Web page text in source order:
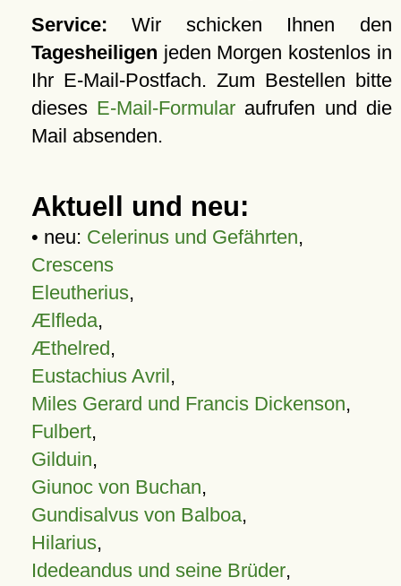
Service: Wir schicken Ihnen den
Tagesheiligen jeden Morgen kostenlos in
Ihr E-Mail-Postfach. Zum Bestellen bitte
dieses E-Mail-Formular aufrufen und die
Mail absenden.
Aktuell und neu:
• neu: Celerinus und Gefährten,
Crescens
Eleutherius,
Ælfleda,
Æthelred,
Eustachius Avril,
Miles Gerard und Francis Dickenson,
Fulbert,
Gilduin,
Giunoc von Buchan,
Gundisalvus von Balboa,
Hilarius,
Idedeandus und seine Brüder,